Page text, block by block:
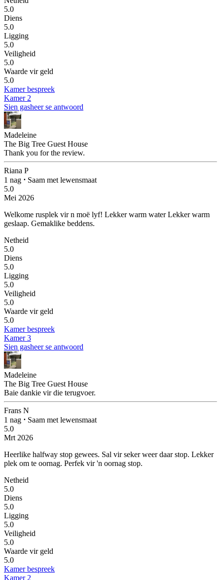
5.0
Diens
5.0
Ligging
5.0
Veiligheid
5.0
Waarde vir geld
5.0
Kamer bespreek
Kamer 2
Sien gasheer se antwoord
Madeleine
The Big Tree Guest House
Thank you for the review.
Riana P
1 nag ⋅ Saam met lewensmaat
5.0
Mei 2026
Welkome rusplek vir n moë lyf! Lekker warm water Lekker warm
geslaap. Gemaklike beddens.
Netheid
5.0
Diens
5.0
Ligging
5.0
Veiligheid
5.0
Waarde vir geld
5.0
Kamer bespreek
Kamer 3
Sien gasheer se antwoord
Madeleine
The Big Tree Guest House
Baie dankie vir die terugvoer.
Frans N
1 nag ⋅ Saam met lewensmaat
5.0
Mrt 2026
Heerlike halfway stop gewees. Sal vir seker weer daar stop. Lekker
plek om te oornag. Perfek vir 'n oornag stop.
Netheid
5.0
Diens
5.0
Ligging
5.0
Veiligheid
5.0
Waarde vir geld
5.0
Kamer bespreek
Kamer 2